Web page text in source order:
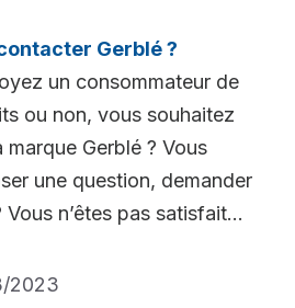
Gerblé ?
un consommateur de
ou non, vous souhaitez
Gerblé ? Vous
une question, demander
Vous n’êtes pas satisfait...
2023